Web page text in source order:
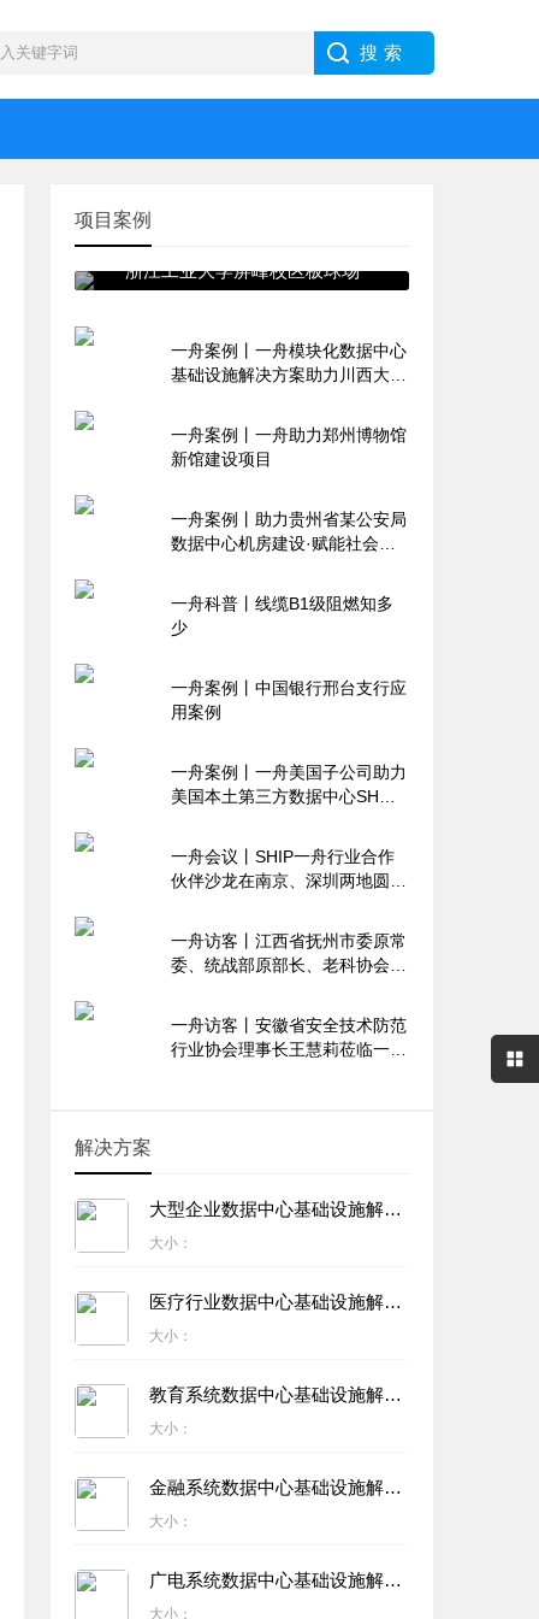
项目案例
浙江工业大学屏峰校区板球场
一舟案例丨一舟模块化数据中心
基础设施解决方案助力川西大数
一舟案例丨一舟助力郑州博物馆
新馆建设项目
一舟案例丨助力贵州省某公安局
数据中心机房建设·赋能社会治
一舟科普丨线缆B1级阻燃知多
少
一舟案例丨中国银行邢台支行应
用案例
一舟案例丨一舟美国子公司助力
美国本土第三方数据中心SH
一舟会议丨SHIP一舟行业合作
伙伴沙龙在南京、深圳两地圆满
一舟访客丨江西省抚州市委原常
委、统战部原部长、老科协会长
据产业园参观考察
一舟访客丨安徽省安全技术防范
行业协会理事长王慧莉莅临一舟
解决方案
大型企业数据中心基础设施解决方案
大小：
医疗行业数据中心基础设施解决方案
大小：
教育系统数据中心基础设施解决方案
大小：
金融系统数据中心基础设施解决方案
大小：
广电系统数据中心基础设施解决方案
大小：